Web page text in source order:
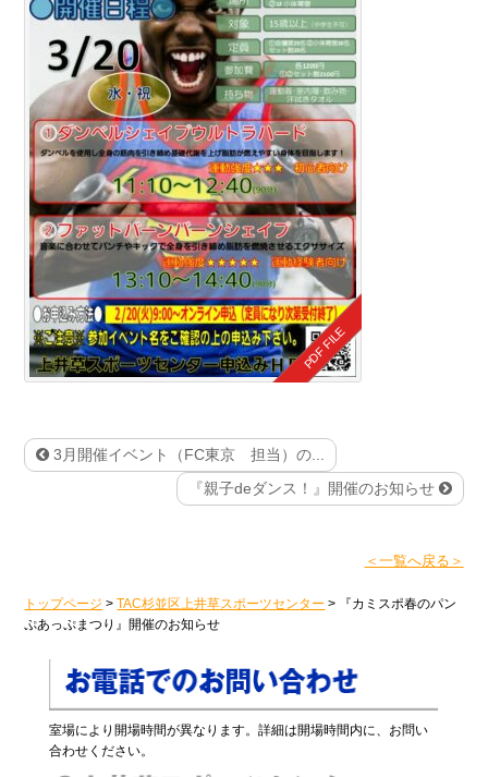
3月開催イベント（FC東京 担当）の...
『親子deダンス！』開催のお知らせ
＜一覧へ戻る＞
トップページ >TAC杉並区上井草スポーツセンター >
『カミスポ春のパン
ぷあっぷまつり』開催のお知らせ
室場により開場時間が異なります。詳細は開場時間内に、お問い
合わせください。